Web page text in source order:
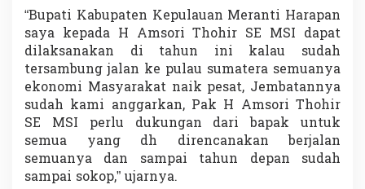
S
E
M
S
I
“Bupati Kabupaten Kepulauan Meranti Harapan
saya kepada H Amsori Thohir SE MSI dapat
dilaksanakan di tahun ini kalau sudah
tersambung jalan ke pulau sumatera semuanya
ekonomi Masyarakat naik pesat, Jembatannya
sudah kami anggarkan, Pak H Amsori Thohir
SE MSI perlu dukungan dari bapak untuk
semua yang dh direncanakan berjalan
semuanya dan sampai tahun depan sudah
sampai sokop,” ujarnya.